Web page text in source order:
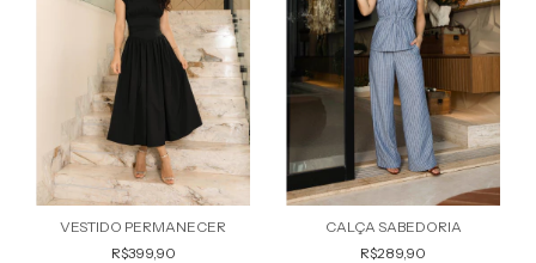
VESTIDO PERMANECER
R$399,90
CALÇA SABEDORIA
R$289,90